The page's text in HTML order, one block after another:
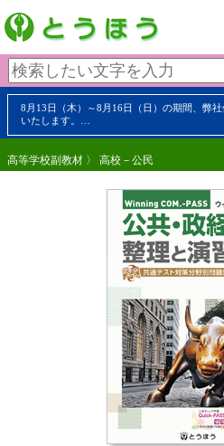
8月13日（木）～8月16日（日）の期間、弊
いたします。…
高等学校副教材 〉 高校－公民